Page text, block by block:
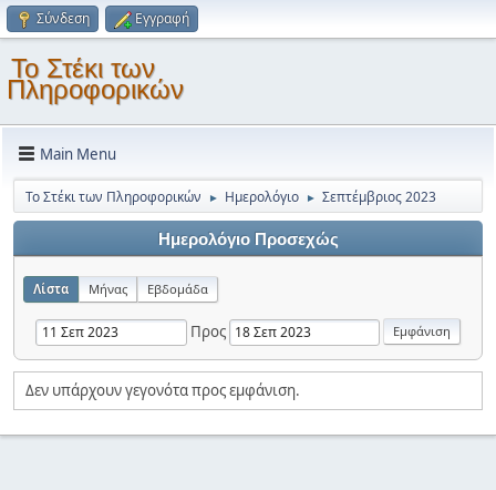
Σύνδεση Εγγραφή
Το Στέκι των
Πληροφορικών
Main Menu
Το Στέκι των Πληροφορικών ► Ημερολόγιο ► Σεπτέμβριος 2023
Ημερολόγιο Προσεχώς
Λίστα Μήνας Εβδομάδα
Προς
Δεν υπάρχουν γεγονότα προς εμφάνιση.